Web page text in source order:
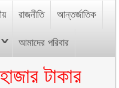
রাজনীতি আন্তর্জাতিক
আমাদের পরিবার
টাকার